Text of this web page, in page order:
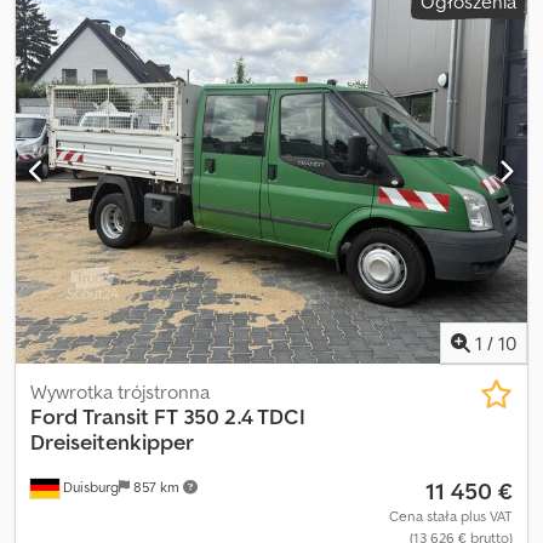
całkowita: 3500 kg Silnik: 2,4 l - 85 kW TDCi KAT Rozstaw osi: 3504
mm Sprzedajemy wyłącznie na podstawie naszych ogólnych
warunków sprzedaży i z wyłączeniem wszelkiej odpowiedzialności.
Zastrzegamy sobie prawo do błędów, zmian i wcześniejszej
sprzedaży. Jesteśmy dostępni od poniedziałku do piątku w
godzinach 9:00–17:00. W soboty po wcześniejszym umówieniu.
Poza tymi godzinami możliwe jest umówienie spotkania
telefonicznie. Z przyjemnością przyjmiemy Państwa używany
sprzęt/pojazd w rozliczenie. Priorytetowo traktujemy sprzedaż
firmom i eksporterom, co dotyczy całego naszego asortymentu
pojazdów. Powyższe informacje nie stanowią oferty wiążącej.
Zastrzegamy sobie prawo do błędów, zmian i wcześniejszej
sprzedaży.
5, liczba miejsc:7, Rok budowy:
, Iveco Daily 35S11 Podwójna
Kabina, 7 miejsc Skrzynia stała Żuraw BONFIGLIOLI P2300 L 2 osie,
4x2 Rok produkcji: 02/2014 Diesel Manualna skrzynia biegów, 6
przełożeń + wsteczny Euro 5 Prawo jazdy kat. B Moc 78 kW (110
KM) Pojemność silnika 2.287 ccm Rozstaw osi 3.450 mm Długość
skrzyni 2.500 mm Ładowność 865 kg DMC 3.500 kg Zawieszenie
mechaniczne: resory ABS Klimatyzacja Radio Elektryczne szyby i
lusterka 12-miesięczna gwarancja na skrzynię biegów i silnik
Przebieg 210.000 km. Dcedpfsy U E Naox Al Isk
1 / 10
Duisburg 857 km
Wywrotka trójstronna
Ford Transit FT 350 2.4 TDCI
Dreiseitenkipper
11 450 €
Cena stała plus VAT
(13 626 € brutto)